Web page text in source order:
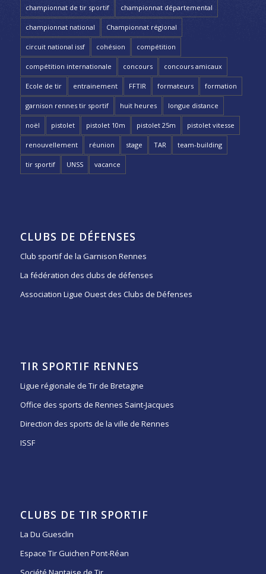
championnat de tir sportif championnat départemental
championnat national Championnat régional
circuit national issf cohésion compétition
compétition internationale concours concours amicaux
Ecole de tir entrainement FFTIR formateurs formation
garnison rennes tir sportif huit heures longue distance
noël pistolet pistolet 10m pistolet 25m pistolet vitesse
renouvellement réunion stage TAR team-building
tir sportif UNSS vacance
CLUBS DE DÉFENSES
Club sportif de la Garnison Rennes
La fédération des clubs de défenses
Association Ligue Ouest des Clubs de Défenses
TIR SPORTIF RENNES
Ligue régionale de Tir de Bretagne
Office des sports de Rennes Saint-Jacques
Direction des sports de la ville de Rennes
ISSF
CLUBS DE TIR SPORTIF
La Du Guesclin
Espace Tir Guichen Pont-Réan